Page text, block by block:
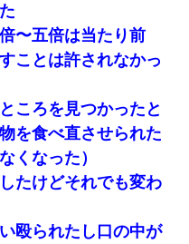
〜五倍は当たり前
ことは許されなかっ
ころを見つかったと
を食べ直させられた
くなった）
たけどそれでも変わ
殴られたし口の中が